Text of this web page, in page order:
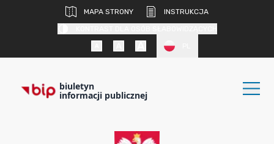
MAPA STRONY
INSTRUKCJA
biuletyn
informacji publicznej